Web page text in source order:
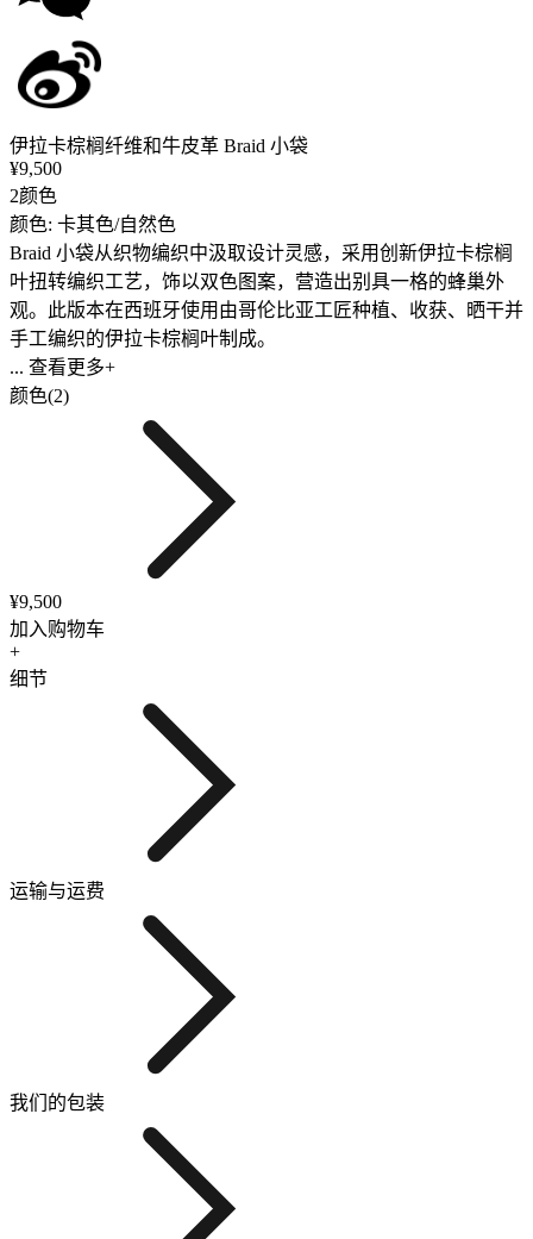
伊拉卡棕榈纤维和牛皮革 Braid 小袋
¥9,500
2颜色
颜色: 卡其色/自然色
Braid 小袋从织物编织中汲取设计灵感，采用创新伊拉卡棕榈
叶扭转编织工艺，饰以双色图案，营造出别具一格的蜂巢外
观。此版本在西班牙使用由哥伦比亚工匠种植、收获、晒干并
手工编织的伊拉卡棕榈叶制成。
... 查看更多+
颜色(2)
¥9,500
加入购物车
+
细节
运输与运费
我们的包装